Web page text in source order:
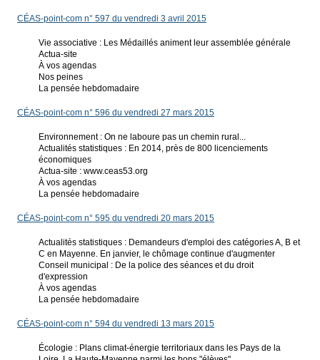
CÉAS-point-com n° 597 du vendredi 3 avril 2015
Vie associative : Les Médaillés animent leur assemblée générale
Actua-site
À vos agendas
Nos peines
La pensée hebdomadaire
CÉAS-point-com n° 596 du vendredi 27 mars 2015
Environnement : On ne laboure pas un chemin rural...
Actualités statistiques : En 2014, près de 800 licenciements
économiques
Actua-site : www.ceas53.org
À vos agendas
La pensée hebdomadaire
CÉAS-point-com n° 595 du vendredi 20 mars 2015
Actualités statistiques : Demandeurs d'emploi des catégories A, B et
C en Mayenne. En janvier, le chômage continue d'augmenter
Conseil municipal : De la police des séances et du droit
d'expression
À vos agendas
La pensée hebdomadaire
CÉAS-point-com n° 594 du vendredi 13 mars 2015
Écologie : Plans climat-énergie territoriaux dans les Pays de la